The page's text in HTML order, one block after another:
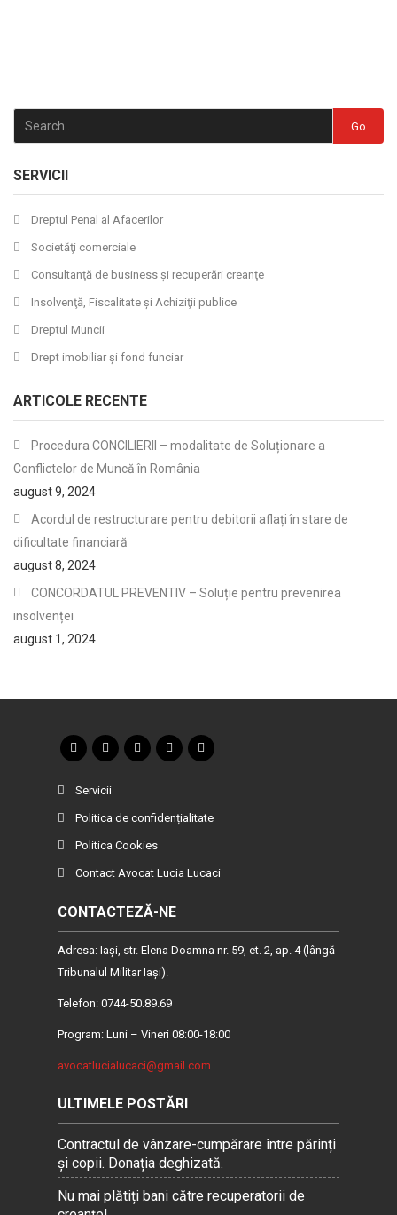
Go
SERVICII
Dreptul Penal al Afacerilor
Societăţi comerciale
Consultanţă de business şi recuperări creanţe
Insolvenţă, Fiscalitate şi Achiziţii publice
Dreptul Muncii
Drept imobiliar şi fond funciar
ARTICOLE RECENTE
Procedura CONCILIERII – modalitate de Soluționare a
Conflictelor de Muncă în România
august 9, 2024
Acordul de restructurare pentru debitorii aflați în stare de
dificultate financiară
august 8, 2024
CONCORDATUL PREVENTIV – Soluție pentru prevenirea
insolvenței
august 1, 2024
Servicii
Politica de confidențialitate
Politica Cookies
Contact Avocat Lucia Lucaci
CONTACTEZĂ-NE
Adresa: Iaşi, str. Elena Doamna nr. 59, et. 2, ap. 4 (lângă
Tribunalul Militar Iaşi).
Telefon: 0744-50.89.69
Program: Luni – Vineri 08:00-18:00
avocatlucialucaci@gmail.com
ULTIMELE POSTĂRI
Contractul de vânzare-cumpărare între părinți
și copii. Donația deghizată.
Nu mai plătiți bani către recuperatorii de